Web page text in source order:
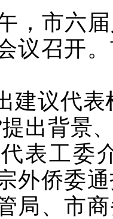
市六届
议召开
议代表
出背景
表工委
外侨委
局、市